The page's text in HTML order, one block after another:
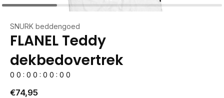
SNURK beddengoed
FLANEL Teddy
dekbedovertrek
0 0 : 0 0 : 0 0 : 0 0
€74,95